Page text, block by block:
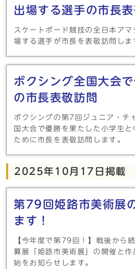
出場する選手の市長表
スケートボード競技の全日本ア
場する選手が市長を表敬訪問しま
ボクシング全国大会
の市長表敬訪問
ボクシングの第7回ジュニア・チ
国大会で優勝を果たした小学生
ために市長を表敬訪問します。
2025年10月17日掲載
第79回姫路市美術展
ます！
【今年度で第79回！】戦後から
募展「姫路市美術展」の開催と作
始をお知らせします。